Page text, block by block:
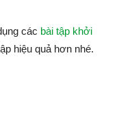
các bài tập khởi
hiệu quả hơn nhé.